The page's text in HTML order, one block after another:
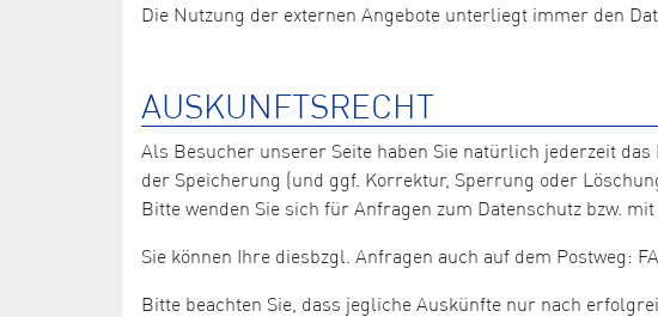
Die Nutzung der externen Angebote unterliegt immer den
AUSKUNFTSRECHT
Als Besucher unserer Seite haben Sie natürlich jederzeit
der Speicherung (und ggf. Korrektur, Sperrung oder
Bitte wenden Sie sich für Anfragen zum Datenschutz bzw.
Sie können Ihre diesbzgl. Anfragen auch auf dem Postweg:
Bitte beachten Sie, dass jegliche Auskünfte nur nach